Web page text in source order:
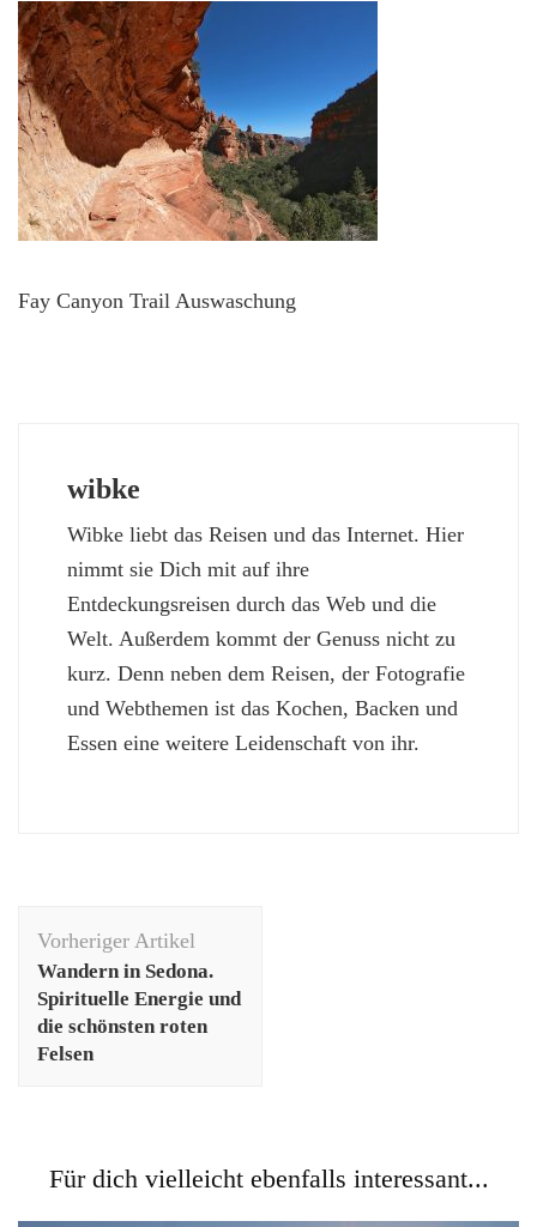
Fay Canyon Trail Auswaschung
wibke
Wibke liebt das Reisen und das Internet. Hier
nimmt sie Dich mit auf ihre
Entdeckungsreisen durch das Web und die
Welt. Außerdem kommt der Genuss nicht zu
kurz. Denn neben dem Reisen, der Fotografie
und Webthemen ist das Kochen, Backen und
Essen eine weitere Leidenschaft von ihr.
Vorheriger Artikel
Wandern in Sedona.
Spirituelle Energie und
die schönsten roten
Felsen
Für dich vielleicht ebenfalls interessant...